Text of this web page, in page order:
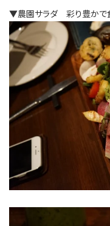
▼農園サラダ 彩り豊かで食